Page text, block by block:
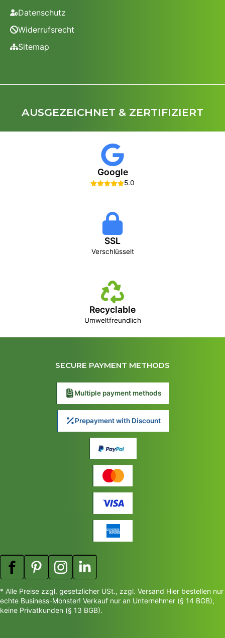
Datenschutz
Widerrufsrecht
Sitemap
AUSGEZEICHNET & ZERTIFIZIERT
Google
5.0
SSL
Verschlüsselt
Recyclable
Umweltfreundlich
SECURE PAYMENT METHODS
Multiple payment methods
Prepayment with Discount
* Alle Preise zzgl. gesetzlicher USt., zzgl. Versand Hier bestellen nur
echte Business-Monster! Verkauf nur an Unternehmer (§ 14 BGB),
keine Privatkunden (§ 13 BGB).